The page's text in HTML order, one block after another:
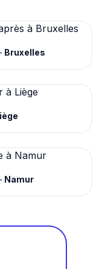
Bruxelles
Namur